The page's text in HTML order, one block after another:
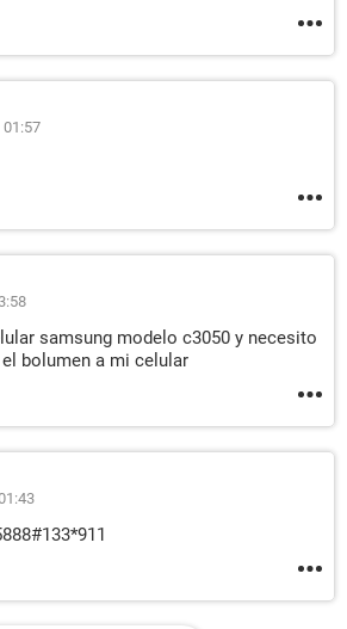
01:57
samsung modelo c3050 y necesito
bolumen a mi celular